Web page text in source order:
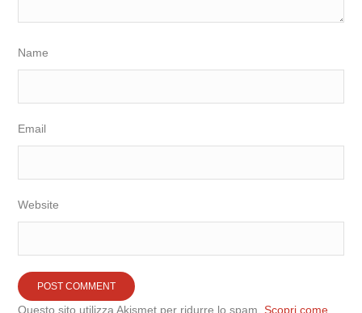
Name
Email
Website
Questo sito utilizza Akismet per ridurre lo spam.Scopri come